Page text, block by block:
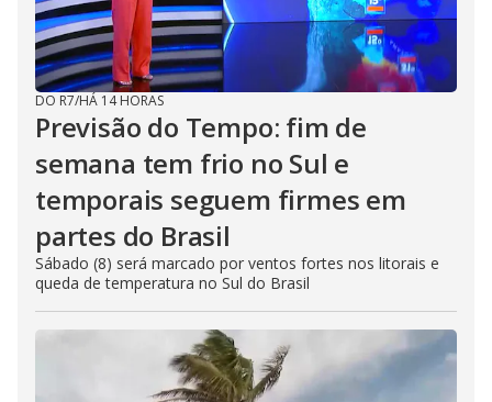
DO R7/HÁ 14 HORAS
Previsão do Tempo: fim de
semana tem frio no Sul e
temporais seguem firmes em
partes do Brasil
Sábado (8) será marcado por ventos fortes nos litorais e
queda de temperatura no Sul do Brasil